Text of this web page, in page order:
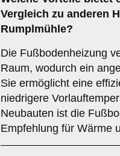
Vergleich zu anderen
Rumplmühle?
Die Fußbodenheizung
Raum, wodurch ein
Sie ermöglicht eine
niedrigere
Neubauten ist die
Empfehlung für Wärme